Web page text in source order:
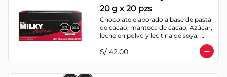
20 g x 20 pzs
Chocolate elaborado a base de pasta
de cacao, manteca de cacao, Azúcar,
leche en polvo y lecitina de soya.
S/ 42.00